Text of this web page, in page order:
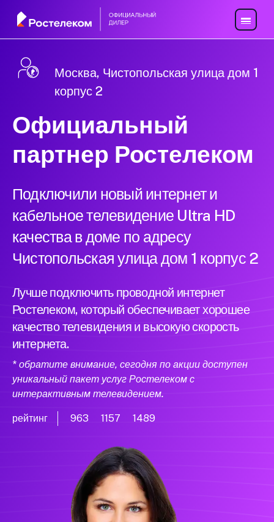
Москва, Чистопольская улица дом 1
корпус 2
Официальный
партнер Ростелеком
Подключили новый интернет и
кабельное телевидение Ultra HD
качества в доме по адресу
Чистопольская улица дом 1 корпус 2
Лучше подключить проводной интернет
Ростелеком, который обеспечивает хорошее
качество телевидения и высокую скорость
интернета.
* обратите внимание, сегодня по акции доступен
уникальный пакет услуг Ростелеком с
интерактивным телевидением.
рейтинг 963 1157 1489